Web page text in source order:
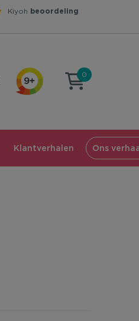
Kiyoh beoordeling
0
Klantverhalen Ons